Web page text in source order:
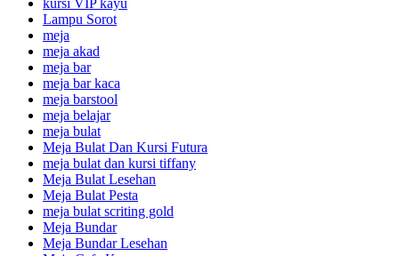
kursi VIP kayu
Lampu Sorot
meja
meja akad
meja bar
meja bar kaca
meja barstool
meja belajar
meja bulat
Meja Bulat Dan Kursi Futura
meja bulat dan kursi tiffany
Meja Bulat Lesehan
Meja Bulat Pesta
meja bulat scriting gold
Meja Bundar
Meja Bundar Lesehan